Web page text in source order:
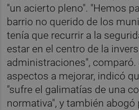
"un acierto pleno". "Hemos
barrio no querido de los
tenía que recurrir a la
estar en el centro de la
administraciones", comparó.
aspectos a mejorar, indicó
"sufre el galimatías de una
normativa", y también abogó